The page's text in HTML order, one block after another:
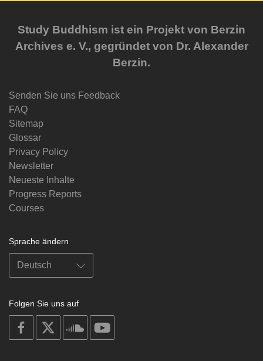
Study Buddhism ist ein Projekt von Berzin
Archives e. V., gegründet von Dr. Alexander
Berzin.
Senden Sie uns Feedback
FAQ
Sitemap
Glossar
Privacy Policy
Newsletter
Neueste Inhalte
Progress Reports
Courses
Sprache ändern
Folgen Sie uns auf
on
facebook
soundcloud